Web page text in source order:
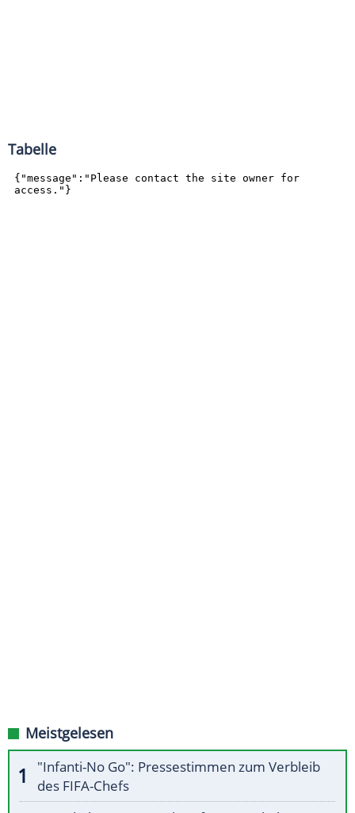
Tabelle
Meistgelesen
"Infanti-No Go": Pressestimmen zum Verbleib
des FIFA-Chefs